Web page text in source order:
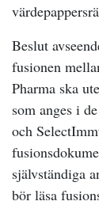
Beslut
fusionen
Pharma ska
som anges i
och
självständiga
bör läsa